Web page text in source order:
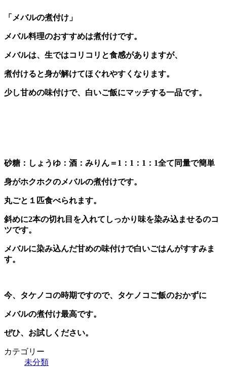
「メバルの煮付け」
メバル料理のおすすめは煮付けです。
メバルは、生ではコリコリと食感がありますが、
煮付けると身が解けてほぐれやすくなります。
少し甘めの味付けで、白いご飯にマッチする一品です。
砂糖：しょうゆ：酒：みりん＝1：1：1：1全て同量で簡単
身がホクホクのメバルの煮付けです。
丸ごと１匹食べられます。
斜めに2本の切れ目を入れてしっかり味を染み込ませるのコ
ツです。
メバルに染み込んだ甘めの味付けで白いごはんがすすみま
す。
今、タケノコの時期ですので、タケノコご飯のおかずに
メバルの煮付け最高です。
ぜひ、お試しください。
カテゴリー
未分類